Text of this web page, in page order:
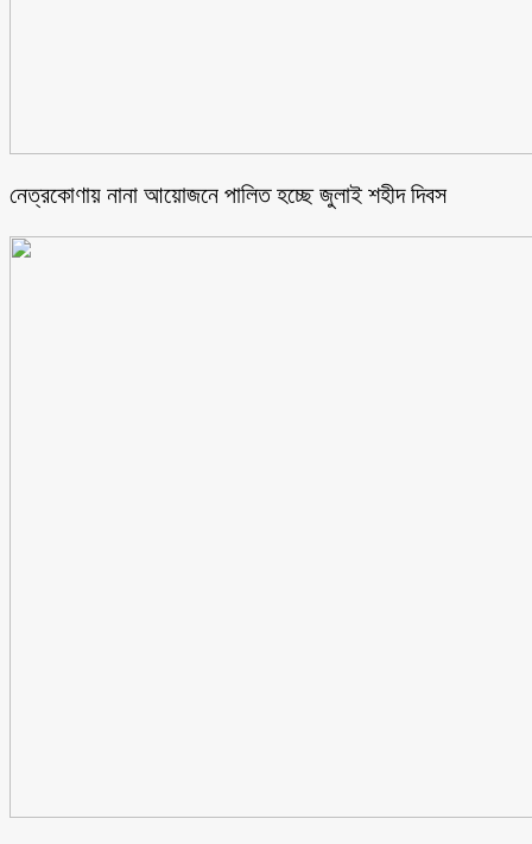
নেত্রকোণায় নানা আয়োজনে পালিত হচ্ছে জুলাই শহীদ দিবস